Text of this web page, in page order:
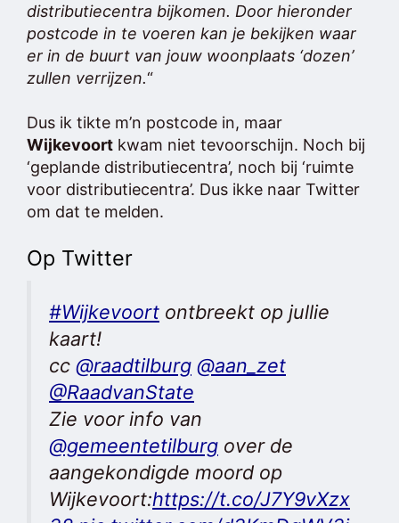
distributiecentra bijkomen. Door hieronder
postcode in te voeren kan je bekijken waar
er in de buurt van jouw woonplaats ‘dozen’
zullen verrijzen.“
Dus ik tikte m’n postcode in, maar
Wijkevoort kwam niet tevoorschijn. Noch bij
‘geplande distributiecentra’, noch bij ‘ruimte
voor distributiecentra’. Dus ikke naar Twitter
om dat te melden.
Op Twitter
#Wijkevoort ontbreekt op jullie
kaart!
cc @raadtilburg @aan_zet
@RaadvanState
Zie voor info van
@gemeentetilburg over de
aangekondigde moord op
Wijkevoort:https://t.co/J7Y9vXzx